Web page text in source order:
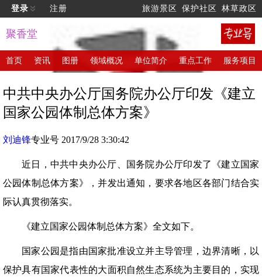
登录 注册 旅游景区 保护社区 林草政区
聚香堂
首页 资讯 图册 领域概况 单位简介 重点工作 服务项目
中共中央办公厅国务院办公厅印发《建立
国家公园体制总体方案》
刘迪锋专业号 2017/9/28 3:30:42
近日，中共中央办公厅、国务院办公厅印发了《建立国家
公园体制总体方案》，并发出通知，要求各地区各部门结合实
际认真贯彻落实。
《建立国家公园体制总体方案》全文如下。
国家公园是指由国家批准设立并主导管理，边界清晰，以
保护具有国家代表性的大面积自然生态系统为主要目的，实现